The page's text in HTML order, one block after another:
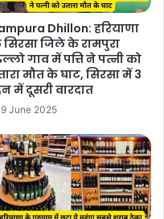
Dhillon: हरियाणा
जिले के रामपुरा
गाव में पत्ति ने पत्नी को
मौत के घाट, सिरसा में 3
में दूसरी वारदात
9 June 2025